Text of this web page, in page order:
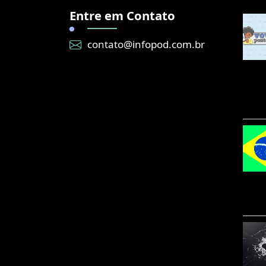
Entre em Contato
contato@infopod.com.br